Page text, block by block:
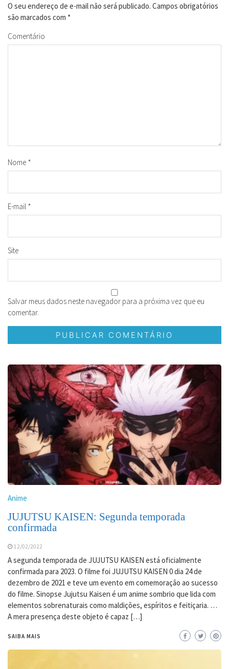
O seu endereço de e-mail não será publicado. Campos obrigatórios
são marcados com *
Comentário
Nome *
E-mail *
Site
Salvar meus dados neste navegador para a próxima vez que eu
comentar.
Anime
JUJUTSU KAISEN: Segunda temporada
confirmada
12/02/2022
A segunda temporada de JUJUTSU KAISEN está oficialmente
confirmada para 2023. O filme foi JUJUTSU KAISEN 0 dia 24 de
dezembro de 2021 e teve um evento em comemoração ao sucesso
do filme. Sinopse Jujutsu Kaisen é um anime sombrio que lida com
elementos sobrenaturais como maldições, espíritos e feitiçaria. …
A mera presença deste objeto é capaz […]
SAIBA MAIS